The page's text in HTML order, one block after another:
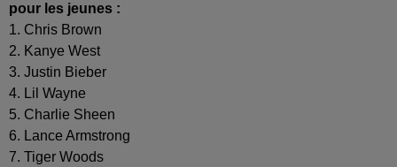
pour les jeunes :
1. Chris Brown
2. Kanye West
3. Justin Bieber
4. Lil Wayne
5. Charlie Sheen
6. Lance Armstrong
7. Tiger Woods